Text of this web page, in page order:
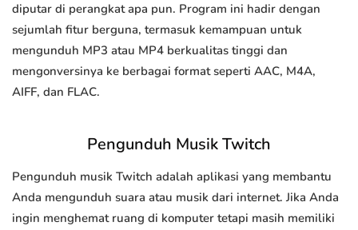
diputar di perangkat apa pun. Program ini hadir dengan
sejumlah fitur berguna, termasuk kemampuan untuk
mengunduh MP3 atau MP4 berkualitas tinggi dan
mengonversinya ke berbagai format seperti AAC, M4A,
AIFF, dan FLAC.
Pengunduh Musik Twitch
Pengunduh musik Twitch adalah aplikasi yang membantu
Anda mengunduh suara atau musik dari internet. Jika Anda
ingin menghemat ruang di komputer tetapi masih memiliki